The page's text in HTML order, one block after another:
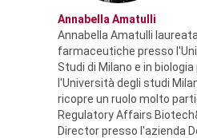
Annabella Amatulli
Annabella Amatulli
farmaceutiche presso
Studi di Milano e in
l'Università degli studi
ricopre un ruolo molto
Regulatory Affairs
Director presso l'azienda
20
26 27 28 29